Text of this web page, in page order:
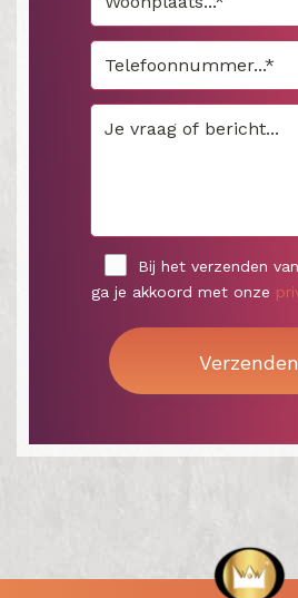
Bij het verzenden
ga je akkoord met onze